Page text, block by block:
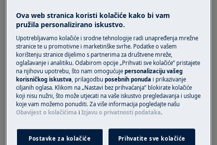
Ako je prisutan, otkačite i uklonite postolje
pritiskajući donji dio (desno i lijevo)
Ova web stranica koristi kolačiće kako bi vam
pružila personalizirano iskustvo.
Upotrebljavamo kolačiće i srodne tehnologije radi unapređenja mrežne
stranice te u promotivne i marketinške svrhe. Podatke o vašem
korištenju stranice dijelimo s partnerima za društvene mreže,
oglašavanje i analitiku. Odabirom opcije „Prihvati sve kolačiće” pristajete
na njihovu upotrebu, što nam omogućujepersonalizaciju vašeg
korisničkog iskustva , prilagodbuposebnih ponuda i prikazivanje
ciljanih oglasa. Klikom na „Nastavi bez prihvaćanja” blokirate kolačiće
koji nisu nužni, što može utjecati na vaše iskustvo pregledavanja i usluge
koje vam možemo ponuditi. Za više informacija pogledajte našu
Obavijest o kolačićima iIzjavu o privatnosti podataka.
Postavke za kolačiće Prihvatite sve kolačiće